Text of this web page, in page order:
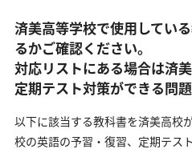
済美高等学校で使用してい
るかご確認ください。
対応リストにある場合は済
定期テスト対策ができる問
以下に該当する教科書を済美高校
校の英語の予習・復習、定期テス